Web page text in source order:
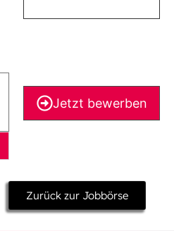
Jetzt bewerben
Zurück zur Jobbörse